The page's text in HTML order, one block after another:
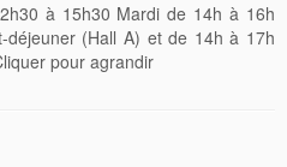
à 15h30 Mardi de 14h à 16h
(Hall A) et de 14h à 17h
pour agrandir